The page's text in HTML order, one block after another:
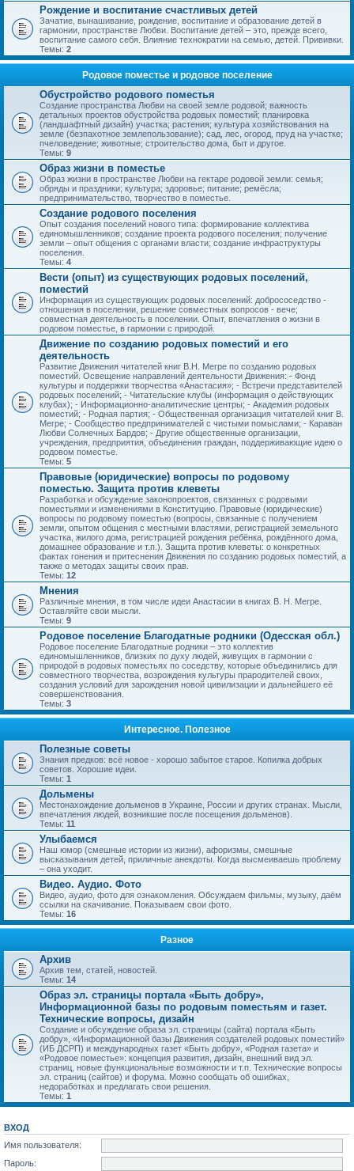
Рождение и воспитание счастливых детей
Зачатие, вынашивание, рождение, воспитание и образование детей в
гармонии, пространстве Любви. Воспитание детей – это, прежде всего,
воспитание самого себя. Влияние технократии на семью, детей. Прививки.
Темы: 2
Родовое поместье и родовое поселение
Обустройство родового поместья
Создание пространства Любви на своей земле родовой; важность
детальных проектов обустройства родовых поместий; планировка
(ландшафтный дизайн) участка; растения; культура хозяйствования на
земле (безпахотное землепользование); сад, лес, огород, пруд на участке;
пчеловедение; животные; строительство дома, быт и другое.
Темы: 9
Образ жизни в поместье
Образ жизни в пространстве Любви на гектаре родовой земли: семья;
обряды и праздники; культура; здоровье; питание; ремёсла;
предпринимательство, творчество в поместье.
Создание родового поселения
Опыт создания поселений нового типа: формирование коллектива
единомышленников; создание проекта родового поселения; получение
земли – опыт общения с органами власти; создание инфраструктуры
поселения.
Темы: 4
Вести (опыт) из существующих родовых поселений,
поместий
Информация из существующих родовых поселений: добрососедство -
отношения в поселении, решение совместных вопросов - вече;
совместная деятельность в поселении. Опыт, впечатления о жизни в
родовом поместье, в гармонии с природой.
Движение по созданию родовых поместий и его
деятельность
Развитие Движения читателей книг В.Н. Мегре по созданию родовых
поместий. Освещение направлений деятельности Движения: - Фонд
культуры и поддержки творчества «Анастасия»; - Встречи представителей
родовых поселений; - Читательские клубы (информация о действующих
клубах); - Информационно-аналитические центры; - Академия родовых
поместий; - Родная партия; - Общественная организация читателей книг В.
Мегре; - Сообщество предпринимателей с чистыми помыслами; - Караван
Любви Солнечных Бардов; - Другие общественные организации,
учреждения, предприятия, объединения граждан, поддерживающие идею о
родовом поместье.
Темы: 5
Правовые (юридические) вопросы по родовому
поместью. Защита против клеветы
Разработка и обсуждение законопроектов, связанных с родовыми
поместьями и изменениями в Конституцию. Правовые (юридические)
вопросы по родовому поместью (вопросы, связанные с получением
земли, опытом общения с местными властями, регистрацией земельного
участка, жилого дома, регистрацией рождения ребёнка, рождённого дома,
домашнее образование и т.п.). Защита против клеветы: о конкретных
фактах гонения и притеснения Движения по созданию родовых поместий, а
также о методах защиты своих прав.
Темы: 12
Мнения
Различные мнения, в том числе идеи Анастасии в книгах В. Н. Мегре.
Оставляйте свои мысли.
Темы: 9
Родовое поселение Благодатные родники (Одесская обл.)
Родовое поселение Благодатные родники – это коллектив
единомышленников, близких по духу людей, живущих в гармонии с
природой в родовых поместьях по соседству, которые объединились для
совместного творчества, возрождения культуры прародителей своих,
создания условий для зарождения новой цивилизации и дальнейшего её
совершенствования.
Темы: 3
Интересное. Полезное
Полезные советы
Знания предков: всё новое - хорошо забытое старое. Копилка добрых
советов. Хорошие идеи.
Темы: 1
Дольмены
Местонахождение дольменов в Украине, России и других странах. Мысли,
впечатления людей, возникшие после посещения дольменов).
Темы: 11
Улыбаемся
Наш юмор (смешные истории из жизни), афоризмы, смешные
высказывания детей, приличные анекдоты. Когда высмеиваешь проблему
– она уходит.
Видео. Аудио. Фото
Видео, аудио, фото для ознакомления. Обсуждаем фильмы, музыку, даём
ссылки на скачивание. Показываем свои фото.
Темы: 16
Разное
Архив
Архив тем, статей, новостей.
Темы: 14
Образ эл. страницы портала «Быть добру»,
Информационной базы по родовым поместьям и газет.
Технические вопросы, дизайн
Создание и обсуждение образа эл. страницы (сайта) портала «Быть
добру», «Информационной базы Движения создателей родовых поместий»
(ИБ ДСРП) и международных газет «Быть добру», «Родная газета» и
«Родовое поместье»: концепция развития, дизайн, внешний вид эл.
страниц, новые функциональные возможности и т.п. Технические вопросы
эл. страниц (сайтов) и форума. Можно сообщать об ошибках,
недоработках и предлагать свои решения.
Темы: 1
ВХОД
Имя пользователя:
Пароль: